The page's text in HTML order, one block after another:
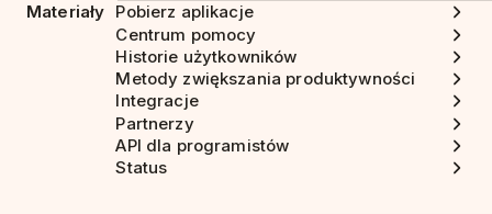
Materiały Pobierz aplikacje
Centrum pomocy
Historie użytkowników
Metody zwiększania produktywności
Integracje
Partnerzy
API dla programistów
Status